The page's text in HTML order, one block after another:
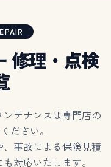
修理・点検
テナンスは専門店の
ださい。
事故による保険見積
対応いたします。